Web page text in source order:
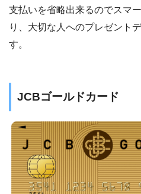
支払いを省略出来るのでスマ
り、大切な人へのプレゼント
す。
JCBゴールドカード